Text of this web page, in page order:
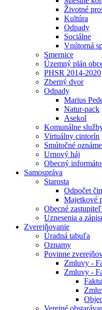
Životné
Kultúra
Odpady
Sociálne
Vnútorná
Smernice
Územný plán
PHSR 2014-2020
Zberný dvor
Odpady
Marius
Natur-pack
Asekol
Komunálne
Virtuálny cintorín
Smútočné
Urnový háj
Obecný
Samospráva
Starosta
Odpočet
Majetkové
Obecné
Uznesenia a
Zverejňovanie
Úradná tabuľa
Oznamy
Povinne
Zmluvy -
Zmluvy -
Verejné